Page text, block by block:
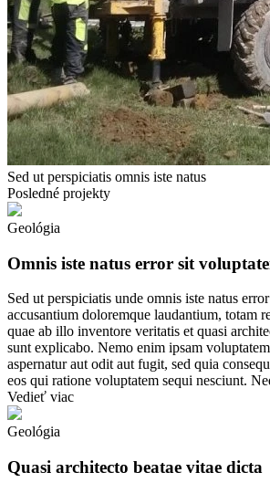
Sed ut perspiciatis omnis iste natus
Posledné projekty
Geológia
Omnis iste natus error sit
Sed ut perspiciatis unde omnis iste natus
accusantium doloremque laudantium, totam
quae ab illo inventore veritatis et quasi
sunt explicabo. Nemo enim ipsam
aspernatur aut odit aut fugit, sed quia
eos qui ratione voluptatem sequi nesciunt.
Vedieť viac
Geológia
Quasi architecto beatae vitae dicta